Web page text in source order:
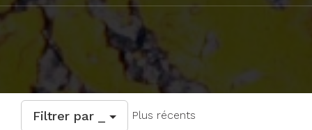
Filtrer par _ Plus récents